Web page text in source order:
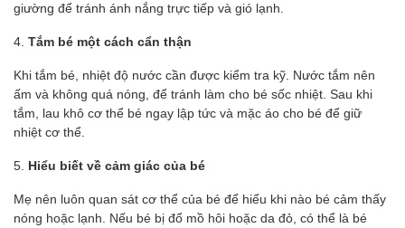
giường để tránh ánh nắng trực tiếp và gió lạnh.
4. Tắm bé một cách cẩn thận
Khi tắm bé, nhiệt độ nước cần được kiểm tra kỹ. Nước tắm nên
ấm và không quá nóng, để tránh làm cho bé sốc nhiệt. Sau khi
tắm, lau khô cơ thể bé ngay lập tức và mặc áo cho bé để giữ
nhiệt cơ thể.
5. Hiểu biết về cảm giác của bé
Mẹ nên luôn quan sát cơ thể của bé để hiểu khi nào bé cảm thấy
nóng hoặc lạnh. Nếu bé bị đổ mồ hôi hoặc da đỏ, có thể là bé